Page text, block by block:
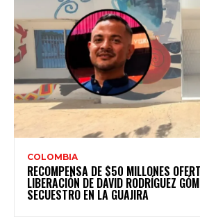
COLOMBIA
RECOMPENSA DE $50 MILLONES
LIBERACIÓN DE DAVID RODRÍGUEZ
SECUESTRO EN LA GUAJIRA